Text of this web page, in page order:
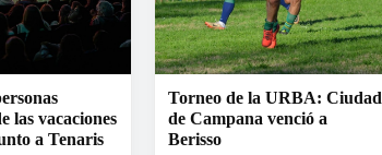
las vacaciones
a Tenaris
Torneo de la URBA: Ciudad
de Campana venció a
Berisso